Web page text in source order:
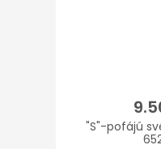
"S"-pofájú